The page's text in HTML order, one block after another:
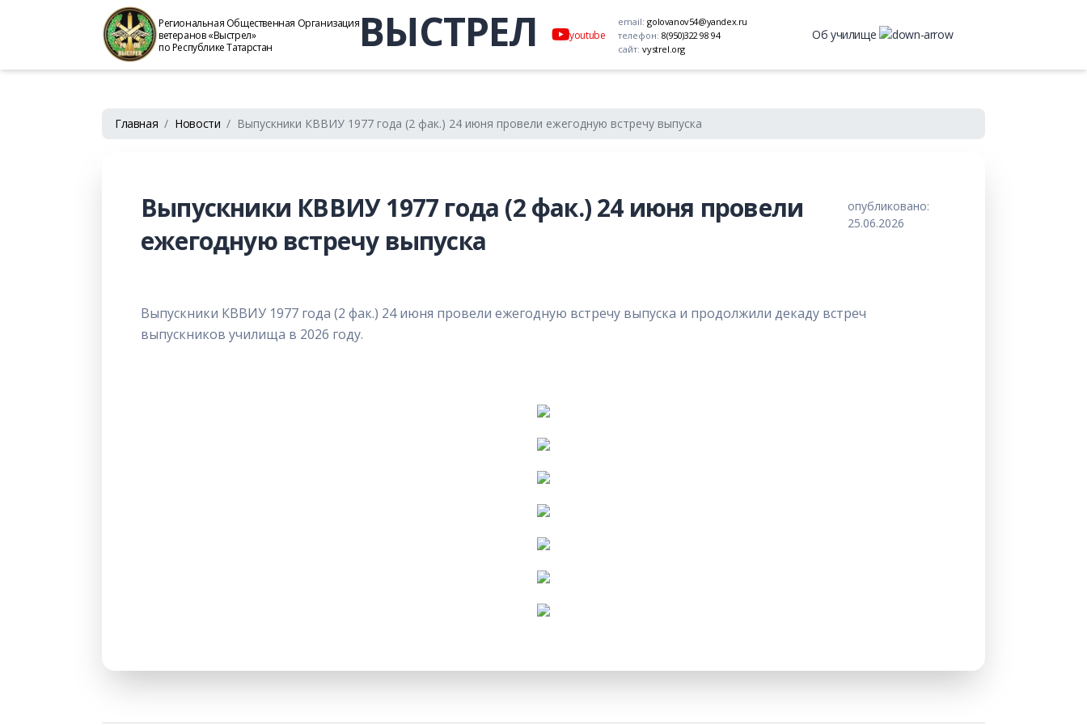
Региональная Общественная Организация
ветеранов «Выстрел»
по Республике Татарстан
ВЫСТРЕЛ youtube
email:golovanov54@yandex.ru
телефон:8(950)322 98 94
сайт:vystrel.org
Об училище
Главная Новости Выпускники КВВИУ 1977 года (2 фак.) 24 июня провели ежегодную встречу выпуска
Выпускники КВВИУ 1977 года (2 фак.) 24 июня провели
ежегодную встречу выпуска
опубликовано:
25.06.2026
Выпускники КВВИУ 1977 года (2 фак.) 24 июня провели ежегодную встречу выпуска и продолжили декаду встреч
выпускников училища в 2026 году.